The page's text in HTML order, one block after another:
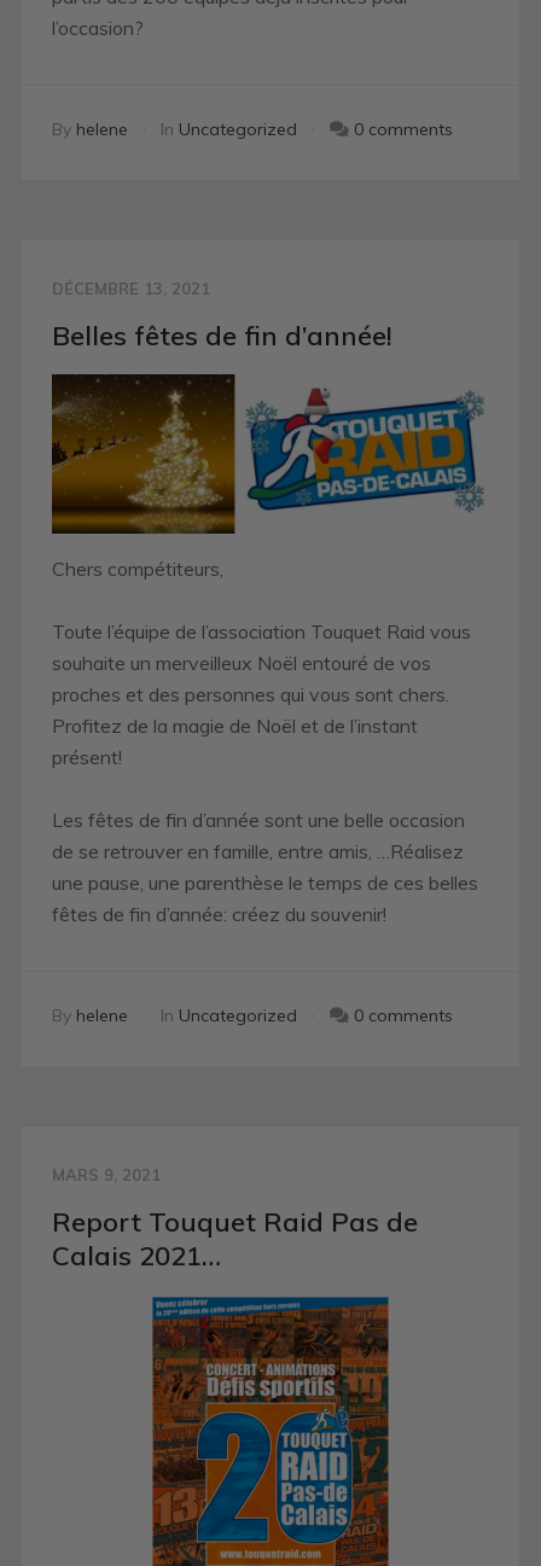
l’occasion?
By helene In Uncategorized 0 comments
DÉCEMBRE 13, 2021
Belles fêtes de fin d’année!
Chers compétiteurs,
Toute l’équipe de l’association Touquet Raid vous
souhaite un merveilleux Noël entouré de vos
proches et des personnes qui vous sont chers.
Profitez de la magie de Noël et de l’instant
présent!
Les fêtes de fin d’année sont une belle occasion
de se retrouver en famille, entre amis, …Réalisez
une pause, une parenthèse le temps de ces belles
fêtes de fin d’année: créez du souvenir!
By helene In Uncategorized 0 comments
MARS 9, 2021
Report Touquet Raid Pas de
Calais 2021…